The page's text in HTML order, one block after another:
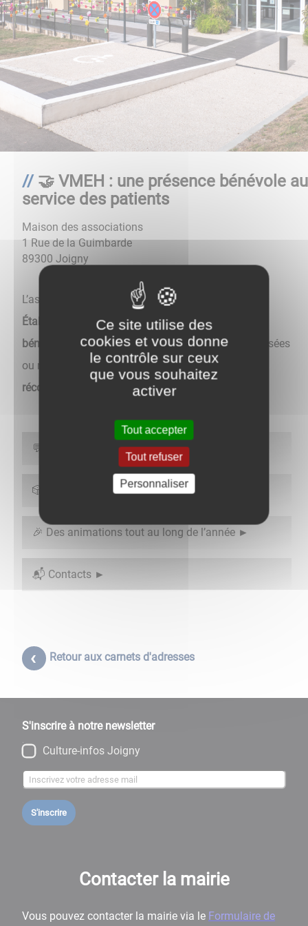
🤝 VMEH : une présence bénévole au
service des patients
Maison des associations
1 Rue de la Guimbarde
89300 Joigny
L’association
Visite des Malades dans les
Établissements Hospitaliers (VMEH)réunit des
bénévoles engagésauprès des personnes hospitalisées
ou résidentes, afin d’apporterécoute, présence et
réconfort
💬 Des visites régulières
🎲 Des activités conviviales
🎉 Des animations tout au long de l’année
📬 Contacts
Retour aux carnets d'adresses
S'inscrire à notre newsletter
Culture-infos Joigny
S'inscrire
Contacter la mairie
Vous pouvez contacter la mairie via le Formulaire de
Ce site utilise des
cookies et vous donne
le contrôle sur ceux
que vous souhaitez
activer
Tout accepter
Tout refuser
Personnaliser